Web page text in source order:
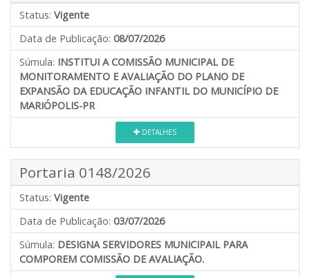
Status: Vigente
Data de Publicação: 08/07/2026
Súmula: INSTITUI A COMISSÃO MUNICIPAL DE
MONITORAMENTO E AVALIAÇÃO DO PLANO DE
EXPANSÃO DA EDUCAÇÃO INFANTIL DO MUNICÍPIO DE
MARIÓPOLIS-PR
DETALHES
Portaria 0148/2026
Status: Vigente
Data de Publicação: 03/07/2026
Súmula: DESIGNA SERVIDORES MUNICIPAIL PARA
COMPOREM COMISSÃO DE AVALIAÇÃO.